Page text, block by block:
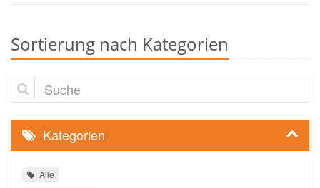
Sortierung nach Kategorien
Suche
Kategorien
Alle